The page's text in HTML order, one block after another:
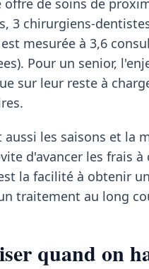
offre de soins de
3 chirurgiens-
mesurée à 3,6
Pour un senior,
sur leur reste à
aussi les saisons et la
d'avancer les frais
la facilité à obtenir
traitement au long
quand on